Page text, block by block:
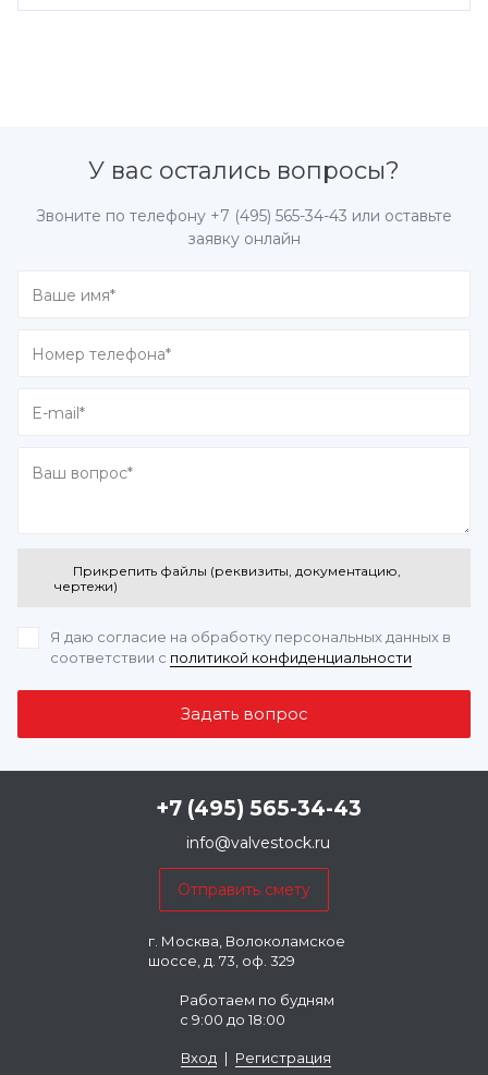
У вас остались вопросы?
Звоните по телефону +7 (495) 565-34-43 или оставьте
заявку онлайн
Прикрепить файлы (реквизиты, документацию,
чертежи)
Я даю согласие на обработку персональных данных в
соответствии с политикой конфиденциальности
+7 (495) 565-34-43
info@valvestock.ru
г. Москва, Волоколамское
шоссе, д. 73, оф. 329
Работаем по будням
с 9:00 до 18:00
Вход | Регистрация